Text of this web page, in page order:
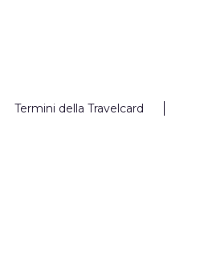
Termini della Travelcard